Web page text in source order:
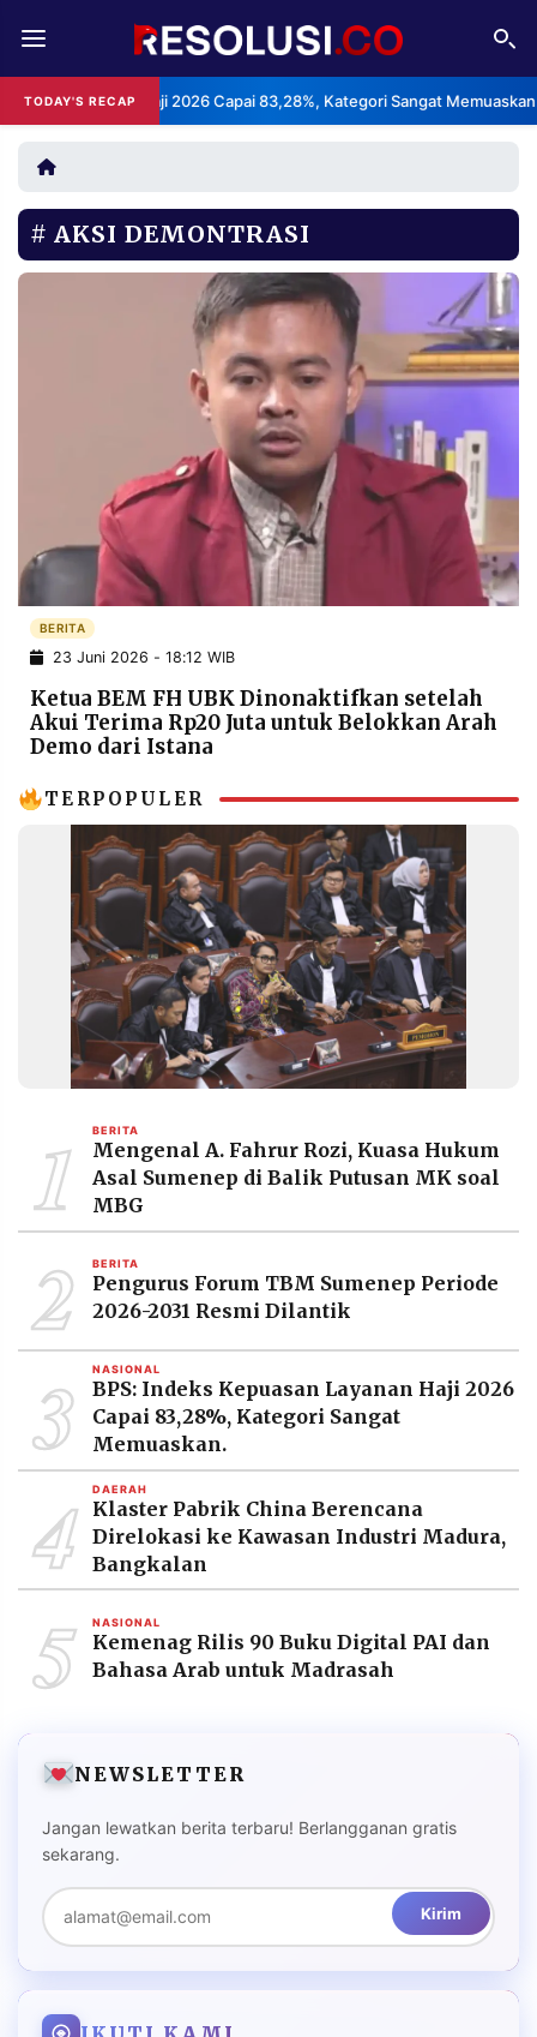
TODAY'S RECAP
Layanan Haji 2026 Capai 83,28%, Kategori Sangat Memuaskan. •
REDAKSI TENTANG
RESOLUSI IKLAN
RUBRIKASI
EDITORIAL AKSARA
PERSONA
NASIONAL
SPORT
INFORMASI
PRIVACY
POLICY
BERITA
INFORMASI
IKLAN
KIRIM
PENGADUAN TERM
OF
SERVICE
IKUTI
RESOLUSI
MEDIA
©
Resolusi.co
-
PT.
RESOLUSI
MEDIA
PRAMUDITA
AKSI DEMONTRASI
BERITA
23 Juni 2026 - 18:12 WIB
Ketua BEM FH UBK Dinonaktifkan setelah
Akui Terima Rp20 Juta untuk Belokkan Arah
Demo dari Istana
TERPOPULER
1 BERITA
Mengenal A. Fahrur Rozi, Kuasa Hukum
Asal Sumenep di Balik Putusan MK soal
MBG
2 BERITA
Pengurus Forum TBM Sumenep Periode
2026-2031 Resmi Dilantik
3 NASIONAL
BPS: Indeks Kepuasan Layanan Haji 2026
Capai 83,28%, Kategori Sangat
Memuaskan.
4 DAERAH
Klaster Pabrik China Berencana
Direlokasi ke Kawasan Industri Madura,
Bangkalan
5 NASIONAL
Kemenag Rilis 90 Buku Digital PAI dan
Bahasa Arab untuk Madrasah
NEWSLETTER
Jangan lewatkan berita terbaru! Berlangganan gratis
sekarang.
Kirim